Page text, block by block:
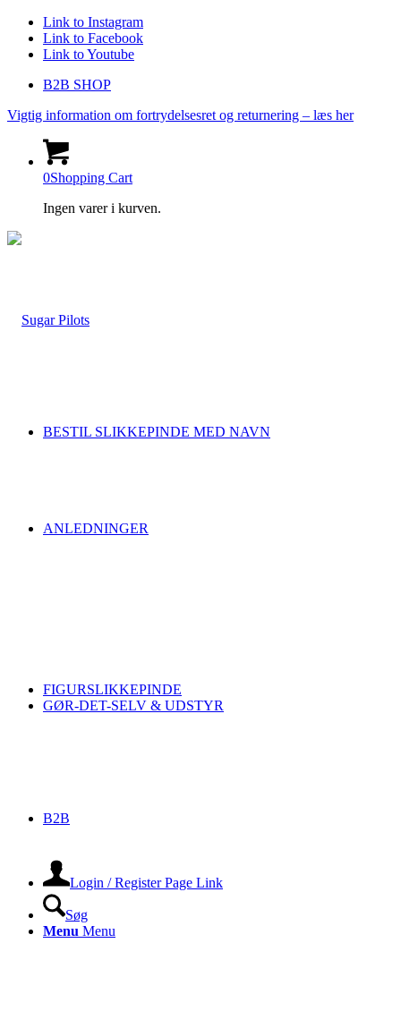
Link to Instagram
Link to Facebook
Link to Youtube
B2B SHOP
Vigtig information om fortrydelsesret og returnering – læs her
0Shopping Cart
Ingen varer i kurven.
BESTIL SLIKKEPINDE MED NAVN
ANLEDNINGER
FIGURSLIKKEPINDE
GØR-DET-SELV & UDSTYR
B2B
Login / Register Page Link
Søg
Menu Menu